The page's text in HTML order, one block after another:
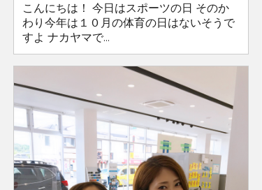
こんにちは！ 今日はスポーツの日 そのか
わり今年は１０月の体育の日はないそうで
すよ ナカヤマで...